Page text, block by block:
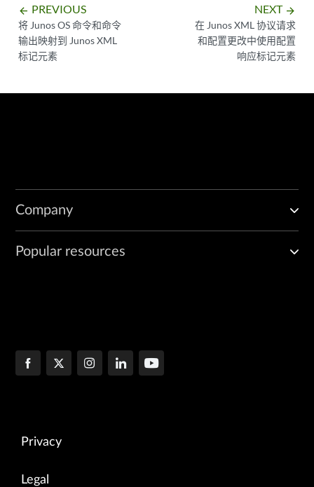
arrow_backward PREVIOUS
将 Junos OS 命令和命令
输出映射到 Junos XML
标记元素
NEXT arrow_forward
在 Junos XML 协议请求
和配置更改中使用配置
响应标记元素
Company
Popular resources
Privacy
Legal